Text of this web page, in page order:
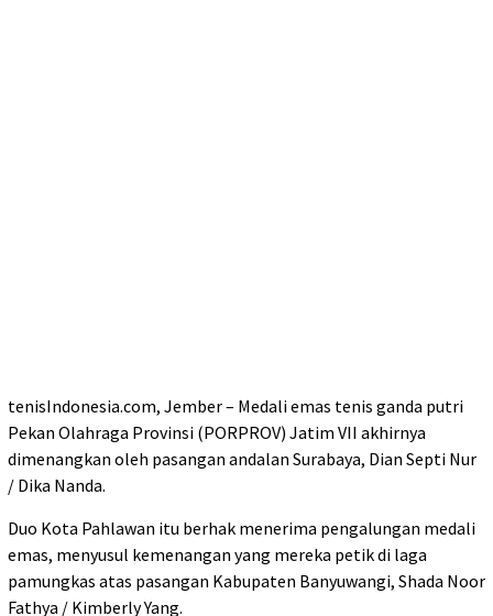
tenisIndonesia.com, Jember – Medali emas tenis ganda putri
Pekan Olahraga Provinsi (PORPROV) Jatim VII akhirnya
dimenangkan oleh pasangan andalan Surabaya, Dian Septi Nur
/ Dika Nanda.
Duo Kota Pahlawan itu berhak menerima pengalungan medali
emas, menyusul kemenangan yang mereka petik di laga
pamungkas atas pasangan Kabupaten Banyuwangi, Shada Noor
Fathya / Kimberly Yang.